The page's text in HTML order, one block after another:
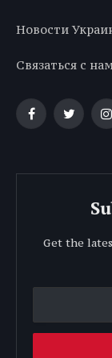
Новости
Связаться с
FacebookTwitter
Get the